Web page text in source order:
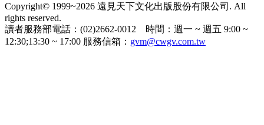
Copyright© 1999~2026 遠見天下文化出版股份有限公司. All
rights reserved.
讀者服務部電話：(02)2662-0012 時間：週一 ~ 週五 9:00 ~
12:30;13:30 ~ 17:00 服務信箱： gvm@cwgv.com.tw